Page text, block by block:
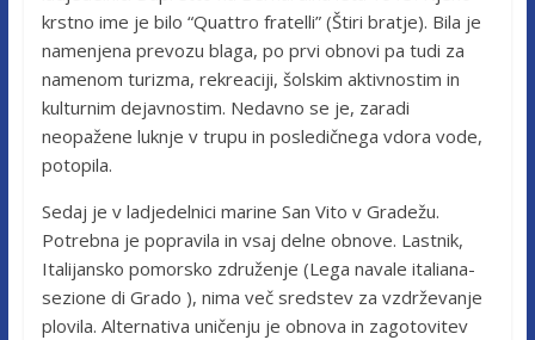
krstno ime je bilo “Quattro fratelli” (Štiri bratje). Bila je
namenjena prevozu blaga, po prvi obnovi pa tudi za
namenom turizma, rekreaciji, šolskim aktivnostim in
kulturnim dejavnostim. Nedavno se je, zaradi
neopažene luknje v trupu in posledičnega vdora vode,
potopila.
Sedaj je v ladjedelnici marine San Vito v Gradežu.
Potrebna je popravila in vsaj delne obnove. Lastnik,
Italijansko pomorsko združenje (Lega navale italiana-
sezione di Grado ), nima več sredstev za vzdrževanje
plovila. Alternativa uničenju je obnova in zagotovitev